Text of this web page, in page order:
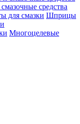
средства
Шприцы
Многоцелевые